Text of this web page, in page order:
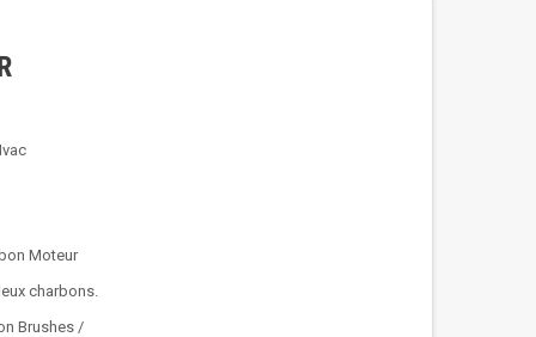
Moteur
charbons.
Brushes /